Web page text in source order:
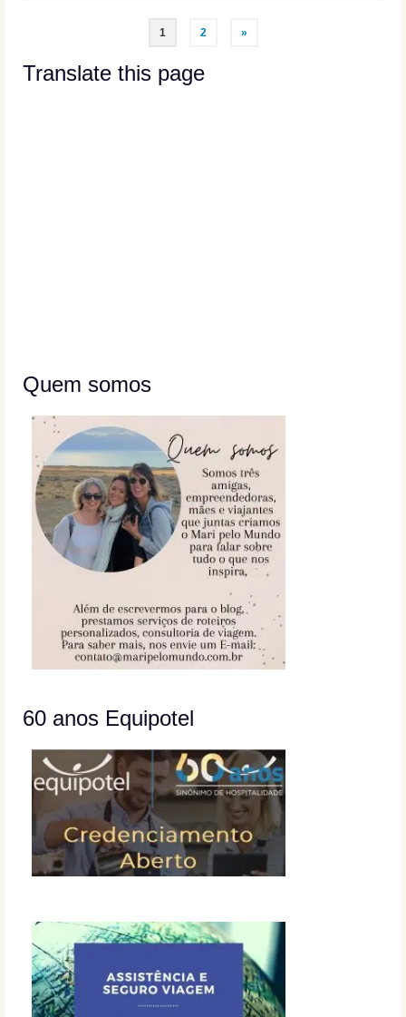
1 2 »
Translate this page
Quem somos
60 anos Equipotel